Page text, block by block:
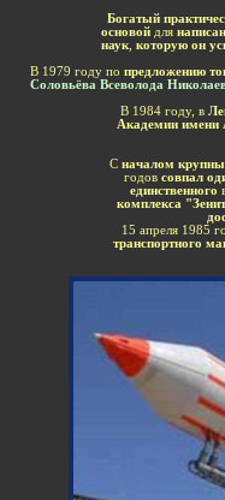
Богатый
основой для
наук, которую он
В 1979 году по предложению
Соловьёва Всеволода
В 1984 году, в
Академии имени
С началом
годовсовпал
единственного
комплекса
15 апреля 1985
транспортного